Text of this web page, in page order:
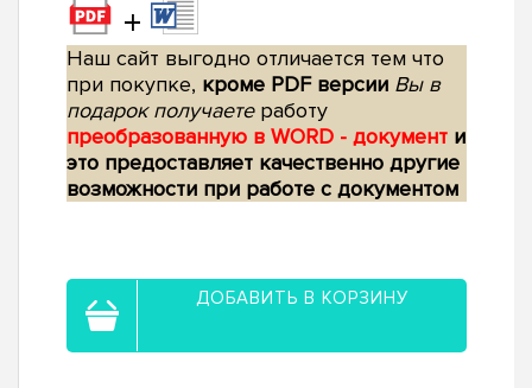
+
Наш сайт выгодно отличается тем что
при покупке, кроме PDF версии Вы в
подарок получаетеработу
преобразованную в WORD - документ и
это предоставляет качественно другие
возможности при работе с документом
ДОБАВИТЬ В КОРЗИНУ